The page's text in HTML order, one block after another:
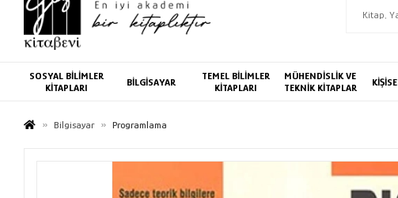
SOSYAL BİLİMLER
KİTAPLARI
BİLGİSAYAR
TEMEL BİLİMLER
KİTAPLARI
MÜHENDİSLİK VE
TEKNİK KİTAPLAR
Bilgisayar Programlama